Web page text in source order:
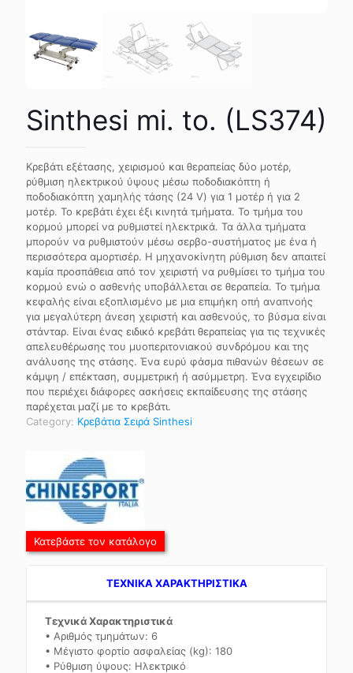
Sinthesi mi. to. (LS374)
Κρεβάτι εξέτασης, χειρισμού και θεραπείας δύο μοτέρ,
ρύθμιση ηλεκτρικού ύψους μέσω ποδοδιακόπτη ή
ποδοδιακόπτη χαμηλής τάσης (24 V) για 1 μοτέρ ή για 2
μοτέρ. Το κρεβάτι έχει έξι κινητά τμήματα. Το τμήμα του
κορμού μπορεί να ρυθμιστεί ηλεκτρικά. Τα άλλα τμήματα
μπορούν να ρυθμιστούν μέσω σερβο-συστήματος με ένα ή
περισσότερα αμορτισέρ. Η μηχανοκίνητη ρύθμιση δεν απαιτεί
καμία προσπάθεια από τον χειριστή να ρυθμίσει το τμήμα του
κορμού ενώ ο ασθενής υποβάλλεται σε θεραπεία. Το τμήμα
κεφαλής είναι εξοπλισμένο με μια επιμήκη οπή αναπνοής
για μεγαλύτερη άνεση χειριστή και ασθενούς, το βύσμα είναι
στάνταρ. Είναι ένας ειδικό κρεβάτι θεραπείας για τις τεχνικές
απελευθέρωσης του μυοπεριτονιακού συνδρόμου και της
ανάλυσης της στάσης. Ένα ευρύ φάσμα πιθανών θέσεων σε
κάμψη / επέκταση, συμμετρική ή ασύμμετρη. Ένα εγχειρίδιο
που περιέχει διάφορες ασκήσεις εκπαίδευσης της στάσης
παρέχεται μαζί με το κρεβάτι.
Category: Κρεβάτια Σειρά Sinthesi
Κατεβάστε τον κατάλογο
TEXNIKA ΧΑΡΑΚΤΗΡΙΣΤΙΚΑ
Τεχνικά Χαρακτηριστικά
• Αριθμός τμημάτων: 6
• Μέγιστο φορτίο ασφαλείας (kg): 180
• Ρύθμιση ύψους: Ηλεκτρικό